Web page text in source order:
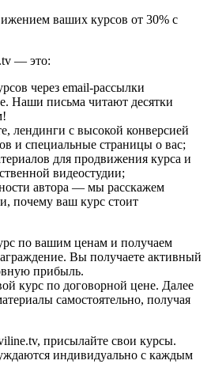
ваших курсов от 30% с
— это:
через email-рассылки
Наши письма читают десятки
лендинги с высокой конверсией
и специальные страницы о вас;
для продвижения курса и
видеостудии;
автора — мы расскажем
почему ваш курс стоит
по вашим ценам и получаем
Вы получаете активный
прибыль.
курс по договорной цене. Далее
самостоятельно, получая
присылайте свои курсы.
индивидуально с каждым